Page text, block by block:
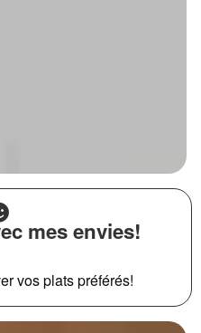
mes envies!
vos plats préférés!